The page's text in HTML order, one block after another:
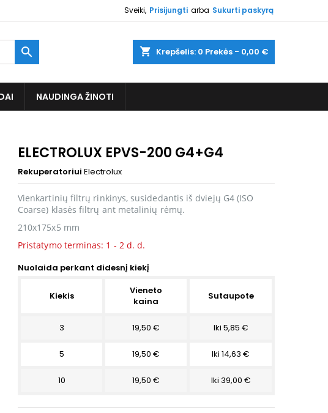
Sveiki, Prisijungti arba Sukurti paskyrą
shopping_cart Krepšelis: 0 Prekės - 0,00 €

NAUDINGA ŽINOTI
ELECTROLUX EPVS-200 G4+G4
Rekuperatoriui Electrolux
Vienkartinių filtrų rinkinys, susidedantis iš dviejų G4 (ISO
Coarse) klasės filtrų ant metalinių rėmų.
210x175x5 mm
Pristatymo terminas: 1 - 2 d. d.
Nuolaida perkant didesnį kiekį
Kiekis
Vieneto
kaina
Sutaupote
3 19,50 € Iki 5,85 €
5 19,50 € Iki 14,63 €
10 19,50 € Iki 39,00 €